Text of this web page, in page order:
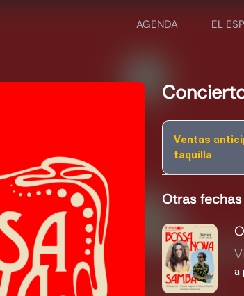
AGENDA EL
Ventas
taquilla
Otras
a